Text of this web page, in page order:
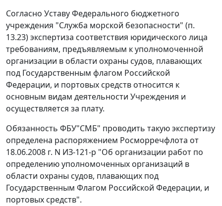
Согласно Уставу Федерального бюджетного
учреждения "Служба морской безопасности" (п.
13.23) экспертиза соответствия юридического лица
требованиям, предъявляемым к уполномоченной
организации в области охраны судов, плавающих
под Государственным флагом Российской
Федерации, и портовых средств относится к
основным видам деятельности Учреждения и
осуществляется за плату.
Обязанность ФБУ"СМБ" проводить такую экспертизу
определена распоряжением Росморречфлота от
18.06.2008 г. N ИЗ-121-р "Об организации работ по
определению уполномоченных организаций в
области охраны судов, плавающих под
Государственным Флагом Российской Федерации, и
портовых средств".